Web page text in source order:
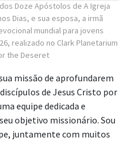
Doze Apóstolos de A Igreja
Dias, e sua esposa, a irmã
mundial para jovens
realizado no Clark Planetarium
the Deseret
missão de aprofundarem
de Jesus Cristo por
equipe dedicada e
objetivo missionário. Sou
juntamente com muitos